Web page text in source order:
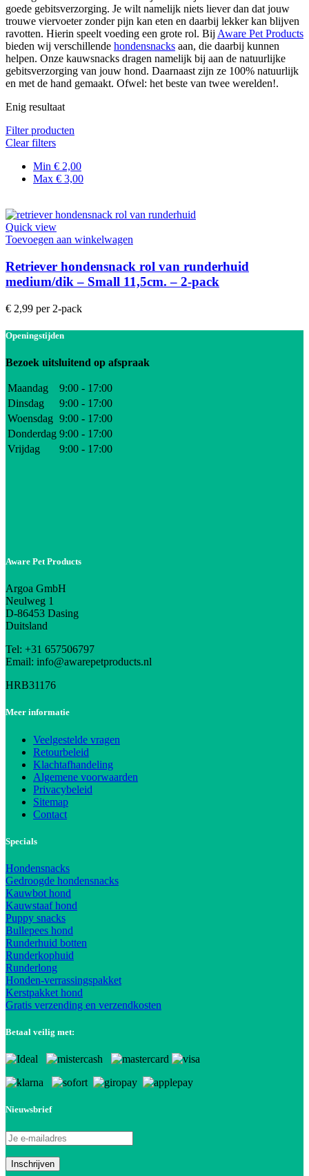
goede gebitsverzorging. Je wilt namelijk niets liever dan dat jouw
trouwe viervoeter zonder pijn kan eten en daarbij lekker kan blijven
ravotten. Hierin speelt voeding een grote rol. Bij Aware Pet Products
bieden wij verschillende hondensnacks aan, die daarbij kunnen
helpen. Onze kauwsnacks dragen namelijk bij aan de natuurlijke
gebitsverzorging van jouw hond. Daarnaast zijn ze 100% natuurlijk
en met de hand gemaakt. Ofwel: het beste van twee werelden!.
Enig resultaat
Filter producten
Clear filters
Min € 2,00
Max € 3,00
Quick view
Toevoegen aan winkelwagen
Retriever hondensnack rol van runderhuid
medium/dik – Small 11,5cm. – 2-pack
€ 2,99 per 2-pack
Openingstijden
Bezoek uitsluitend op afspraak
Maandag
9:00 - 17:00
Dinsdag
9:00 - 17:00
Woensdag 9:00 - 17:00
Donderdag 9:00 - 17:00
Vrijdag
9:00 - 17:00
Aware Pet Products
Argoa GmbH
Neulweg 1
D-86453 Dasing
Duitsland
Tel: +31 657506797
Email: info@awarepetproducts.nl
HRB31176
Meer informatie
Veelgestelde vragen
Retourbeleid
Klachtafhandeling
Algemene voorwaarden
Privacybeleid
Sitemap
Contact
Specials
Hondensnacks
Gedroogde hondensnacks
Kauwbot hond
Kauwstaaf hond
Puppy snacks
Bullepees hond
Runderhuid botten
Runderkophuid
Runderlong
Honden-verrassingspakket
Kerstpakket hond
Gratis verzending en verzendkosten
Betaal veilig met:
Nieuwsbrief